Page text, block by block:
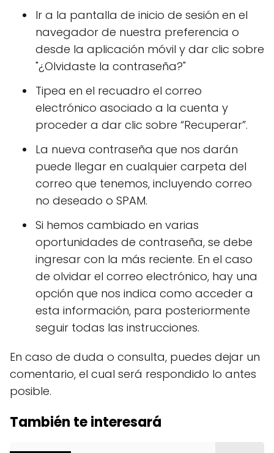
Ir a la pantalla de inicio de sesión en el
navegador de nuestra preferencia o
desde la aplicación móvil y dar clic sobre
"¿Olvidaste la contraseña?"
Tipea en el recuadro el correo
electrónico asociado a la cuenta y
proceder a dar clic sobre “Recuperar”.
La nueva contraseña que nos darán
puede llegar en cualquier carpeta del
correo que tenemos, incluyendo correo
no deseado o SPAM.
Si hemos cambiado en varias
oportunidades de contraseña, se debe
ingresar con la más reciente. En el caso
de olvidar el correo electrónico, hay una
opción que nos indica como acceder a
esta información, para posteriormente
seguir todas las instrucciones.
En caso de duda o consulta, puedes dejar un
comentario, el cual será respondido lo antes
posible.
También te interesará